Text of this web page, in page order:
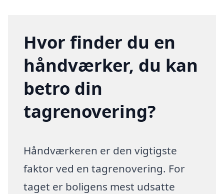
Hvor finder du en
håndværker, du kan
betro din
tagrenovering?
Håndværkeren er den vigtigste
faktor ved en tagrenovering. For
taget er boligens mest udsatte